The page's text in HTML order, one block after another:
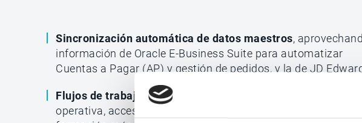
Sincronización automática de datos maestros,
información de Oracle E-Business Suite para automatizar
Cuentas a Pagar (AP) y gestión de pedidos, y la de JD
Flujos de trabajo AP fuera del ERP
operativa, acceso 24/7, aprobación para usuarios no Oracle,